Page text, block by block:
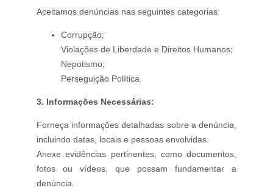
Aceitamos denúncias nas seguintes categorias:
Corrupção;
Violações de Liberdade e Direitos Humanos;
Nepotismo;
Perseguição Política.
3. Informações Necessárias:
Forneça informações detalhadas sobre a denúncia,
incluindo datas, locais e pessoas envolvidas.
Anexe evidências pertinentes, como documentos,
fotos ou vídeos, que possam fundamentar a
denúncia.